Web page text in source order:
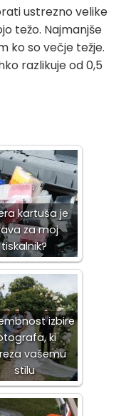
ustrezno velike
težo. Najmanjše
ko so večje težje.
razlikuje od 0,5
kartuša je
za moj
tiskalnik?
izbire
ki
vašemu
stilu